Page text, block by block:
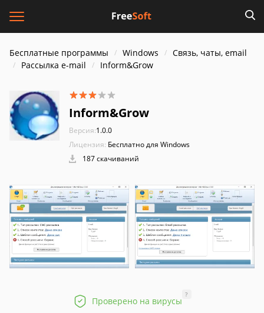
Бесплатные программы Windows
Связь, чаты, email
Рассылка e-mail
Inform&Grow
Inform&Grow
Версия:1.0.0
Лицензия: Бесплатно для Windows
187 скачиваний
Проверено на вирусы
?